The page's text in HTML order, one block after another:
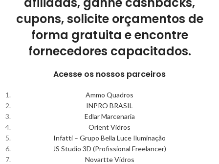
cupons, solicite orçamentos de
forma gratuita e encontre
fornecedores capacitados.
Acesse os nossos parceiros
Ammo Quadros
INPRO BRASIL
Edlar Marcenaria
Orient Vidros
Infatti – Grupo Bella Luce Iluminação
JS Studio 3D (Profissional Freelancer)
Novartte Vidros